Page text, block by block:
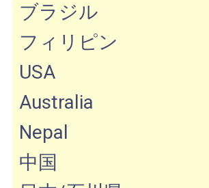
ブラジル
フィリピン
USA
Australia
Nepal
中国